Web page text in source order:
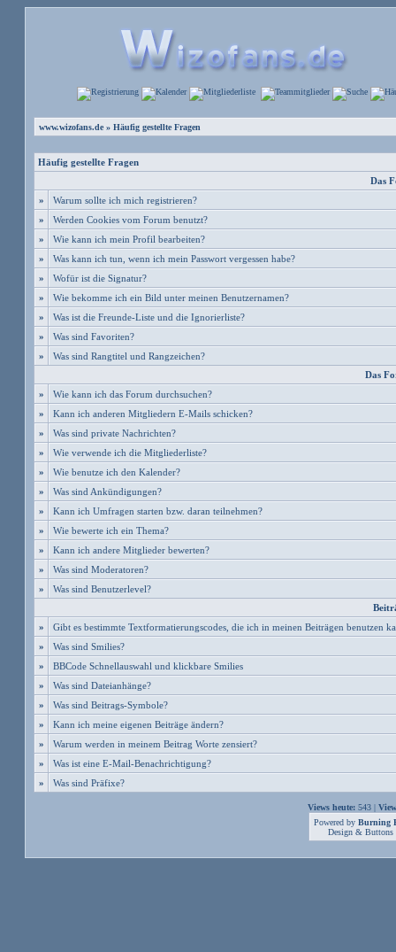
www.wizofans.de » Häufig gestellte Fragen
Häufig gestellte Fragen
Das
»
Warum sollte ich mich registrieren?
»
Werden Cookies vom Forum benutzt?
»
Wie kann ich mein Profil bearbeiten?
»
Was kann ich tun, wenn ich mein Passwort vergessen habe?
»
Wofür ist die Signatur?
»
Wie bekomme ich ein Bild unter meinen Benutzernamen?
»
Was ist die Freunde-Liste und die Ignorierliste?
»
Was sind Favoriten?
»
Was sind Rangtitel und Rangzeichen?
Das
»
Wie kann ich das Forum durchsuchen?
»
Kann ich anderen Mitgliedern E-Mails schicken?
»
Was sind private Nachrichten?
»
Wie verwende ich die Mitgliederliste?
»
Wie benutze ich den Kalender?
»
Was sind Ankündigungen?
»
Kann ich Umfragen starten bzw. daran teilnehmen?
»
Wie bewerte ich ein Thema?
»
Kann ich andere Mitglieder bewerten?
»
Was sind Moderatoren?
»
Was sind Benutzerlevel?
»
Gibt es bestimmte Textformatierungscodes, die ich in meinen Beiträgen benutzen
»
Was sind Smilies?
»
BBCode Schnellauswahl und klickbare Smilies
»
Was sind Dateianhänge?
»
Was sind Beitrags-Symbole?
»
Kann ich meine eigenen Beiträge ändern?
»
Warum werden in meinem Beitrag Worte zensiert?
»
Was ist eine E-Mail-Benachrichtigung?
»
Was sind Präfixe?
Views heute: 543 |
Powered by Burning
Design & Buttons